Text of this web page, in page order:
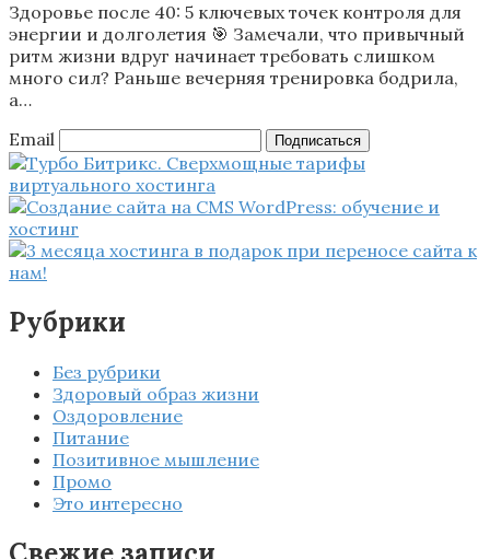
Здоровье после 40: 5 ключевых точек контроля для
энергии и долголетия 🎯 Замечали, что привычный
ритм жизни вдруг начинает требовать слишком
много сил? Раньше вечерняя тренировка бодрила,
а…
Email
Подписаться
Рубрики
Без рубрики
Здоровый образ жизни
Оздоровление
Питание
Позитивное мышление
Промо
Это интересно